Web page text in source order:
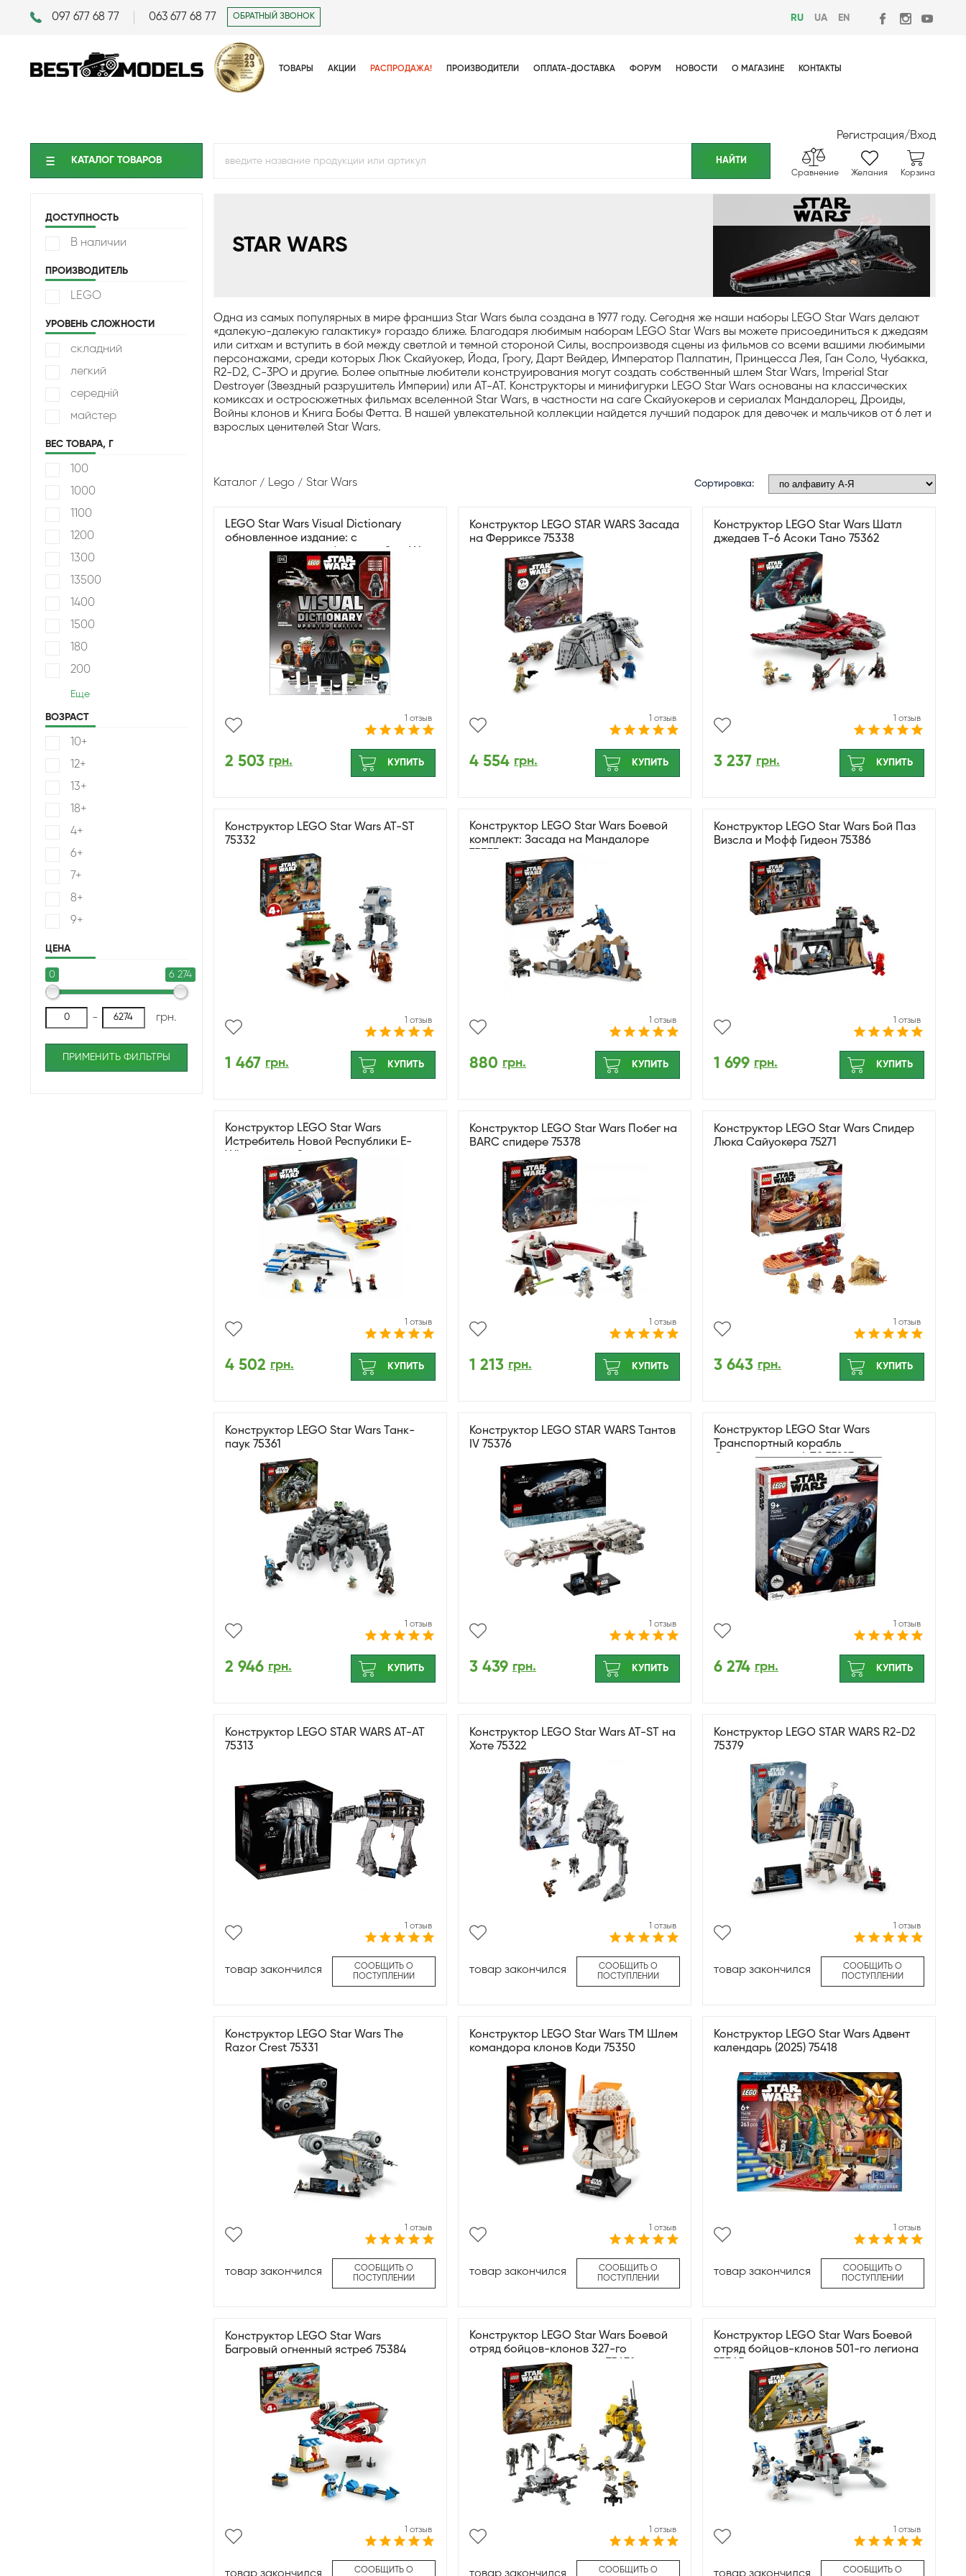
097 677 68 77 063 677 68 77 ОБРАТНЫЙ ЗВОНОК RU UA EN
ТОВАРЫ АКЦИИ РАСПРОДАЖА! ПРОИЗВОДИТЕЛИ ОПЛАТА-ДОСТАВКА ФОРУМ НОВОСТИ О МАГАЗИНЕ КОНТАКТЫ
Регистрация/Вход
КАТАЛОГ ТОВАРОВ
Сравнение Желания Корзина
ДОСТУПНОСТЬ
В наличии
ПРОИЗВОДИТЕЛЬ
LEGO
УРОВЕНЬ СЛОЖНОСТИ
складний
легкий
середній
майстер
ВЕС ТОВАРА, Г
100
1000
1100
1200
1300
13500
1400
1500
180
200
Еще
ВОЗРАСТ
10+
12+
13+
18+
4+
6+
7+
8+
9+
ЦЕНА
0 6 274
- грн.
ПРИМЕНИТЬ ФИЛЬТРЫ
STAR WARS
Одна из самых популярных в мире франшиз Star Wars была создана в 1977 году. Сегодня же наши наборы LEGO Star Wars делают
«далекую-далекую галактику» гораздо ближе. Благодаря любимым наборам LEGO Star Wars вы можете присоединиться к джедаям
или ситхам и вступить в бой между светлой и темной стороной Силы, воспроизводя сцены из фильмов со всеми вашими любимыми
персонажами, среди которых Люк Скайуокер, Йода, Грогу, Дарт Вейдер, Император Палпатин, Принцесса Лея, Ган Соло, Чубакка,
R2-D2, C-3PO и другие. Более опытные любители конструирования могут создать собственный шлем Star Wars, Imperial Star
Destroyer (Звездный разрушитель Империи) или AT-AT. Конструкторы и минифигурки LEGO Star Wars основаны на классических
комиксах и остросюжетных фильмах вселенной Star Wars, в частности на саге Скайуокеров и сериалах Мандалорец, Дроиды,
Войны клонов и Книга Бобы Фетта. В нашей увлекательной коллекции найдется лучший подарок для девочек и мальчиков от 6 лет и
взрослых ценителей Star Wars.
Каталог Lego Star Wars Сортировка:
LEGO Star Wars Visual Dictionary
обновленное издание: с
эксклюзивной минифигуркой Star Wars
1 отзыв
2 503 грн. КУПИТЬ
Конструктор LEGO STAR WARS Засада
на Ферриксе 75338
1 отзыв
4 554 грн. КУПИТЬ
Конструктор LEGO Star Wars Шатл
джедаев T-6 Асоки Тано 75362
1 отзыв
3 237 грн. КУПИТЬ
Конструктор LEGO Star Wars AT-ST
75332
1 отзыв
1 467 грн. КУПИТЬ
Конструктор LEGO Star Wars Боевой
комплект: Засада на Мандалоре
1 отзыв
880 грн. КУПИТЬ
Конструктор LEGO Star Wars Бой Паз
Визсла и Мофф Гидеон 75386
1 отзыв
1 699 грн. КУПИТЬ
Конструктор LEGO Star Wars
Истребитель Новой Республики E-
Wing против Звездного истребителя
Шин Хати
1 отзыв
4 502 грн. КУПИТЬ
Конструктор LEGO Star Wars Побег на
BARC спидере 75378
1 отзыв
1 213 грн. КУПИТЬ
Конструктор LEGO Star Wars Спидер
Люка Сайуокера 75271
1 отзыв
3 643 грн. КУПИТЬ
Конструктор LEGO Star Wars Танк-
паук 75361
1 отзыв
2 946 грн. КУПИТЬ
Конструктор LEGO STAR WARS Тантов
IV 75376
1 отзыв
3 439 грн. КУПИТЬ
Конструктор LEGO Star Wars
Транспортный корабль
Сопротивления I-TS 75293
1 отзыв
6 274 грн. КУПИТЬ
Конструктор LEGO STAR WARS AT-AT
75313
1 отзыв
товар закончился
СООБЩИТЬ О
ПОСТУПЛЕНИИ
Конструктор LEGO Star Wars AT-ST на
Хоте 75322
1 отзыв
товар закончился
СООБЩИТЬ О
ПОСТУПЛЕНИИ
Конструктор LEGO STAR WARS R2-D2
75379
1 отзыв
товар закончился
СООБЩИТЬ О
ПОСТУПЛЕНИИ
Конструктор LEGO Star Wars The
Razor Crest 75331
1 отзыв
товар закончился
СООБЩИТЬ О
ПОСТУПЛЕНИИ
Конструктор LEGO Star Wars TM Шлем
командора клонов Коди 75350
1 отзыв
товар закончился
СООБЩИТЬ О
ПОСТУПЛЕНИИ
Конструктор LEGO Star Wars Адвент
календарь (2025) 75418
1 отзыв
товар закончился
СООБЩИТЬ О
ПОСТУПЛЕНИИ
Конструктор LEGO Star Wars
Багровый огненный ястреб 75384
1 отзыв
СООБЩИТЬ О
Конструктор LEGO Star Wars Боевой
отряд бойцов-клонов 327-го
галактического корпуса 75431
1 отзыв
СООБЩИТЬ О
Конструктор LEGO Star Wars Боевой
отряд бойцов-клонов 501-го легиона
1 отзыв
СООБЩИТЬ О